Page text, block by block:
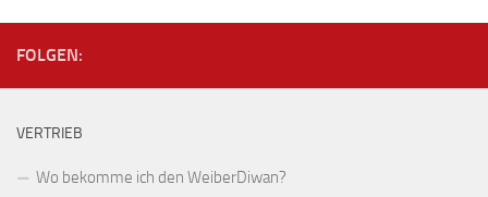
FOLGEN:
VERTRIEB
Wo bekomme ich den WeiberDiwan?